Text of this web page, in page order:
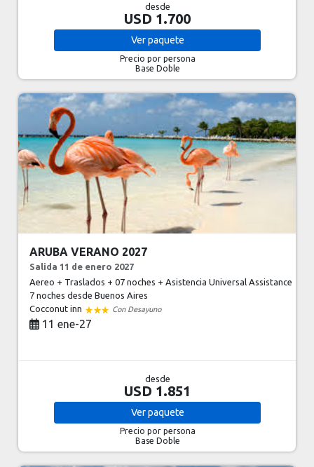
desde
USD 1.700
Verpaquete
Precio por persona
Base Doble
ARUBA VERANO 2027
Salida 11 de enero 2027
Aereo + Traslados + 07 noches + Asistencia Universal Assistance
7 nochesdesde Buenos Aires
Cocconut inn
Con Desayuno
11 ene-27
desde
USD 1.851
Verpaquete
Precio por persona
Base Doble